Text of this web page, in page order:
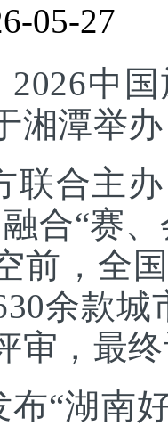
05-27
2026中
湘潭举
合主办
合“赛
前，全
余款
审，最
“湖南好